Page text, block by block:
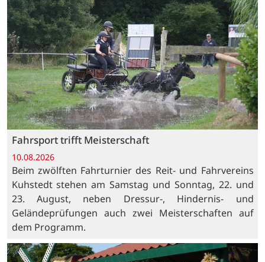
Fahrsport trifft Meisterschaft
10.08.2026
Beim zwölften Fahrturnier des Reit- und Fahrvereins
Kuhstedt stehen am Samstag und Sonntag, 22. und
23. August, neben Dressur-, Hindernis- und
Geländeprüfungen auch zwei Meisterschaften auf
dem Programm.